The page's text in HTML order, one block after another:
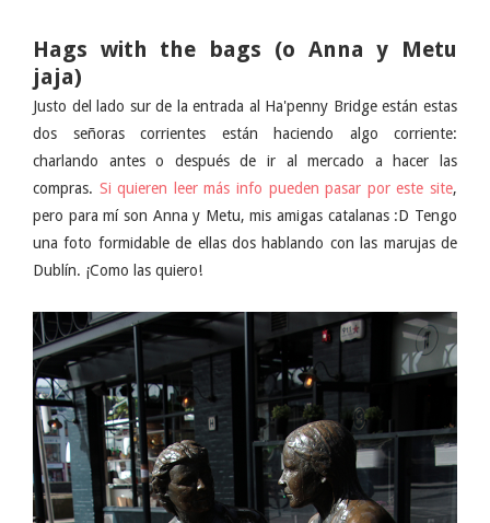
Hags with the bags (o Anna y Metu
jaja)
Justo del lado sur de la entrada al Ha'penny Bridge están estas
dos señoras corrientes están haciendo algo corriente:
charlando antes o después de ir al mercado a hacer las
compras. Si quieren leer más info pueden pasar por este site,
pero para mí son Anna y Metu, mis amigas catalanas :D Tengo
una foto formidable de ellas dos hablando con las marujas de
Dublín. ¡Como las quiero!